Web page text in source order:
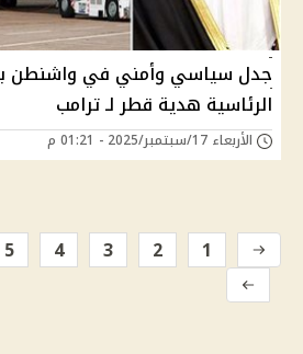
جدل سياسي وأمني في واشنطن
الرئاسية هدية قطر لـ ترامب
الأربعاء 17/سبتمبر/2025 - 01:21 م
1
2
3
4
5